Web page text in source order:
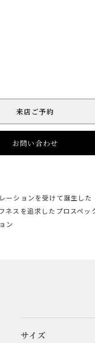
来店ご予約
お問い合わせ
ーションを受けて誕生した
スを追求したプロスペッ
ン
サイズ